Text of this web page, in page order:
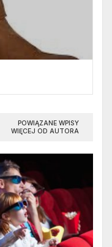
POWIĄZANE WPISY
WIĘCEJ OD AUTORA